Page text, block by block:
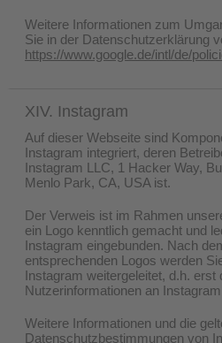
Weitere Informationen zum
Sie in der Datenschutzerklärung
https://www.google.de/intl/de/
XIV. Instagram
Auf dieser Webseite sind
Instagram integriert, deren
Instagram LLC, 1 Hacker Way,
Menlo Park, CA, USA ist.
Der Verweis ist im Rahmen
ein Logo kenntlich gemacht und
Instagram eingebunden. Nach
entsprechenden Logos werden
Instagram weitergeleitet, d.h. erst
Nutzerinformationen an
Weitere Informationen und die
Datenschutzbestimmungen von